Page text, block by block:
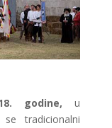
godine, u
tradicionalni